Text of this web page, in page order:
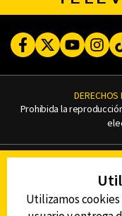
FacebookTwitterYoutube
Prohibida la
Utilizamos